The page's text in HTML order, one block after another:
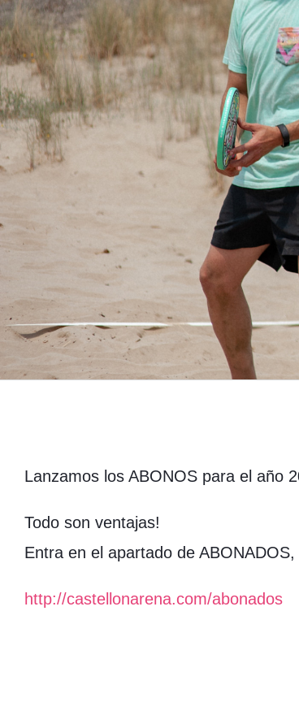
Lanzamos los ABONOS para el año
Todo son ventajas!
Entra en el apartado de
http://castellonarena.com/abonados